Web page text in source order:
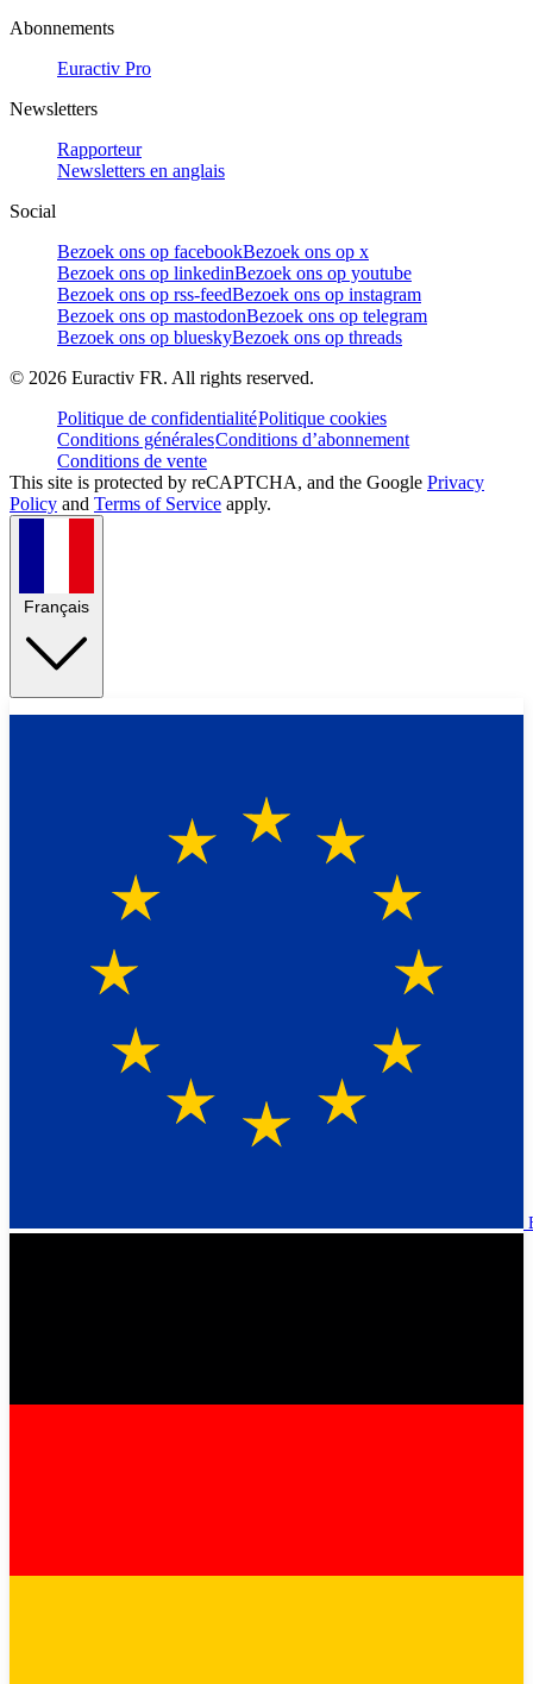
Abonnements
Euractiv Pro
Newsletters
Rapporteur
Newsletters en anglais
Social
Bezoek ons op facebookBezoek ons op x
Bezoek ons op linkedinBezoek ons op youtube
Bezoek ons op rss-feedBezoek ons op instagram
Bezoek ons op mastodonBezoek ons op telegram
Bezoek ons op blueskyBezoek ons op threads
© 2026 Euractiv FR. All rights reserved.
Politique de confidentialitéPolitique cookies
Conditions généralesConditions d’abonnement
Conditions de vente
This site is protected by reCAPTCHA, and the Google Privacy
Policy and Terms of Service apply.
Français